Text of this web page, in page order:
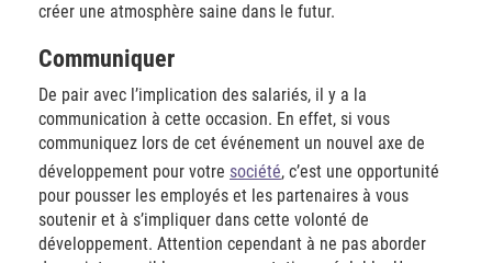
créer une atmosphère saine dans le futur.
Communiquer
De pair avec l’implication des salariés, il y a la
communication à cette occasion. En effet, si vous
communiquez lors de cet événement un nouvel axe de
développement pour votre société, c’est une opportunité
pour pousser les employés et les partenaires à vous
soutenir et à s’impliquer dans cette volonté de
développement. Attention cependant à ne pas aborder